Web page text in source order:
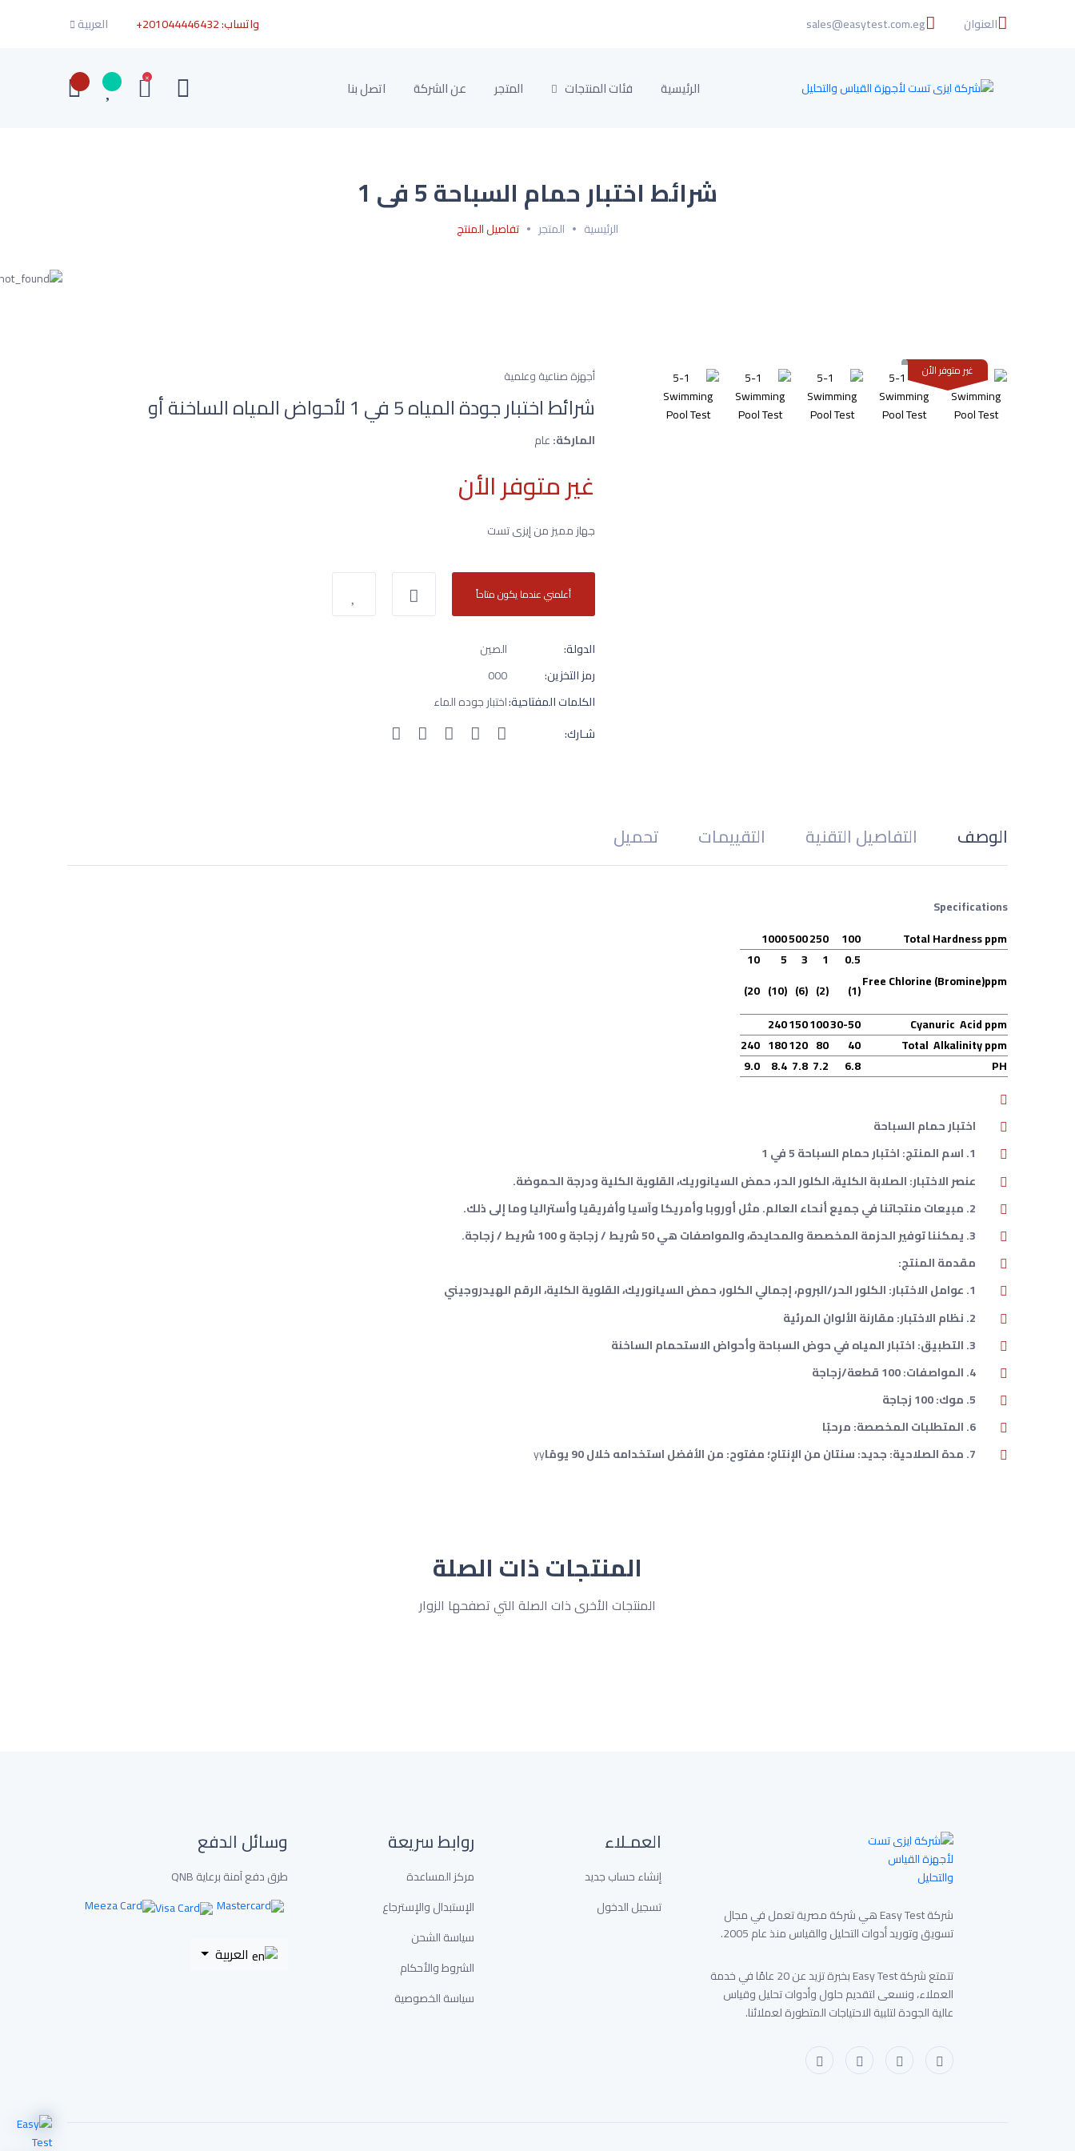
العنوان sales@easytest.com.eg واتساب:+201044446432 العربية
الرئيسية فئات المنتجات المتجر عن الشركة اتصل بنا ×
شرائط اختبار حمام السباحة 5 فى 1
الرئيسية المتجر تفاصيل المنتج
غير متوفر الأن أجهزة صناعية وعلمية
شرائط اختبار جودة المياه 5 في 1 لأحواض المياه الساخنة أو
الماركة:عام
غير متوفر الأن
جهاز مميز من إيزى تست
أعلمني عندما يكون متاحاً
الدولة:
الصين
رمز التخزين:
000
الكلمات المفتاحية:اختبار جوده الماء
شـارك:
الوصف التفاصيل التقنية التقييمات تحميل
Specifications
Total Hardness ppm
100
250
500
1000
Free Chlorine (Bromine)ppm
0.5
(1)
1
(2)
3
(6)
5
(10)
10
20)
Cyanuric Acid ppm
30-50
100
150
240
Total Alkalinity ppm
40
80
120
180
240
PH
6.8
7.2
7.8
8.4
9.0
اختبار حمام السباحة
1. اسم المنتج: اختبار حمام السباحة 5 في 1
عنصر الاختبار: الصلابة الكلية، الكلور الحر، حمض السيانوريك، القلوية الكلية ودرجة الحموضة.
2. مبيعات منتجاتنا في جميع أنحاء العالم. مثل أوروبا وأمريكا وآسيا وأفريقيا وأستراليا وما إلى ذلك.
3. يمكننا توفير الحزمة المخصصة والمحايدة، والمواصفات هي 50 شريط / زجاجة و 100 شريط / زجاجة.
مقدمة المنتج:
1. عوامل الاختبار: الكلور الحر/البروم، إجمالي الكلور، حمض السيانوريك، القلوية الكلية، الرقم الهيدروجيني
2. نظام الاختبار: مقارنة الألوان المرئية
3. التطبيق: اختبار المياه في حوض السباحة وأحواض الاستحمام الساخنة
4. المواصفات: 100 قطعة/زجاجة
5. موك: 100 زجاجة
6. المتطلبات المخصصة: مرحبًا
7. مدة الصلاحية: جديد: سنتان من الإنتاج؛ مفتوح: من الأفضل استخدامه خلال 90 يومًا
yy
المنتجات ذات الصلة
المنتجات الأخرى ذات الصلة التي تصفحها الزوار
شركة Easy Test هي شركة مصرية تعمل في مجال
تسويق وتوريد أدوات التحليل والقياس منذ عام 2005.
تتمتع شركة Easy Test بخبرة تزيد عن 20 عامًا في خدمة
العملاء، ونسعى لتقديم حلول وأدوات تحليل وقياس
عالية الجودة لتلبية الاحتياجات المتطورة لعملائنا.
العمـلاء
إنشاء حساب جديد
تسجيل الدخول
روابط سريعة
مركز المساعدة
الإستبدال والإسترجاع
سياسة الشحن
الشروط والأحكام
سياسة الخصوصية
وسائل الدفع
طرق دفع آمنة برعاية QNB